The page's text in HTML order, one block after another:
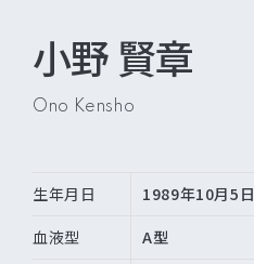
小野 賢章
Ono Kensho
生年月日
1989年10月5日
血液型
A型